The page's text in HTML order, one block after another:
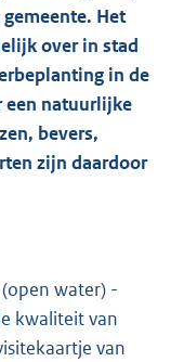
Het
over in stad
in de
een natuurlijke
bevers,
zijn daardoor
water) -
kwaliteit van
van